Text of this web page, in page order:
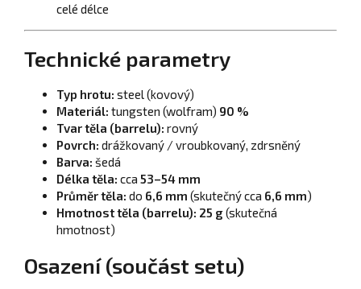
celé délce
Technické parametry
Typ hrotu: steel (kovový)
Materiál: tungsten (wolfram) 90 %
Tvar těla (barrelu): rovný
Povrch: drážkovaný / vroubkovaný, zdrsněný
Barva: šedá
Délka těla: cca 53–54 mm
Průměr těla: do 6,6 mm (skutečný cca 6,6 mm)
Hmotnost těla (barrelu): 25 g(skutečná
hmotnost)
Osazení (součást setu)